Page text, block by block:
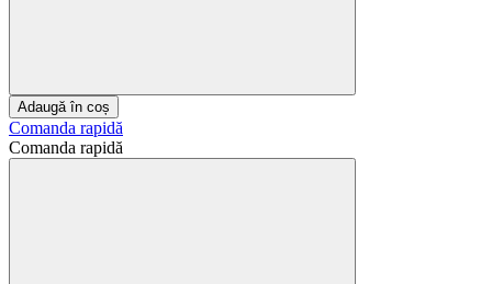
Adaugă în coș
Comanda rapidă
Comanda rapidă